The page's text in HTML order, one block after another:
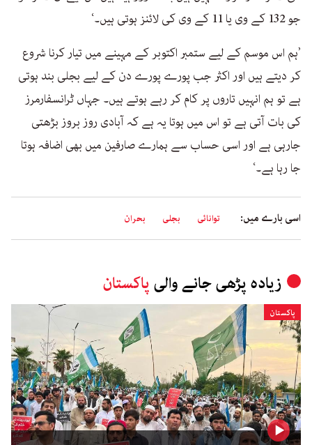
جو 132 کے وی یا 11 کے وی کی لائنز ہوتی ہیں۔‘
’ہم اس موسم کے لیے ستمبر اکتوبر کے مہینے میں تیار کرنا شروع
کر دیتے ہیں اور اکثر جب پورے پورے دن کے لیے بجلی بند ہوتی
ہے تو ہم انہیں تاروں پر کام کر رہے ہوتے ہیں۔ جہاں ٹرانسفارمرز
کی بات آتی ہے تو اس میں ہوتا یہ ہے کہ آبادی روز بروز بڑھتی
جارہی ہے اور اسی حساب سے ہمارے صارفین میں بھی اضافہ ہوتا
جا رہا ہے۔‘
اسی بارے میں: توانائی بجلی بحران
زیادہ پڑھی جانے والی پاکستان
پاکستان